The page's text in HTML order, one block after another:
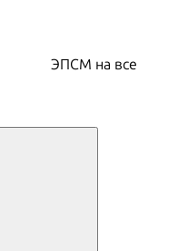
ЭПСМ на все